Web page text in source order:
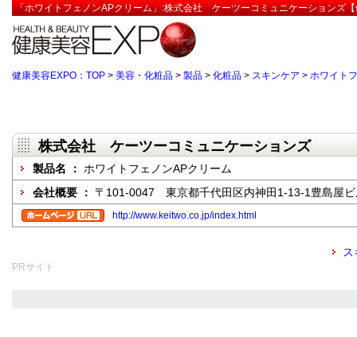
「ホワイトフェノンAPクリーム」:株式会社 ケーツーコミュニケーションズ
健康美容EXPO：TOP > 美容・化粧品 > 製品 > 化粧品 > スキンケア > ホワイト
株式会社 ケーツーコミュニケーションズ
製品名 ： ホワイトフェノンAPクリーム
会社概要 ： 〒101-0047 東京都千代田区内神田1-13-1豊島屋
http://www.keitwo.co.jp/index.html
PRサイト